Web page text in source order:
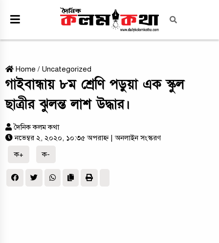
Home / Uncategorized
গাইবান্ধায় ৮ম শ্রেণি পড়ুয়া এক স্কুল
ছাত্রীর ঝুলন্ত লাশ উদ্ধার।
দৈনিক কলম কথা
নভেম্বর ২, ২০২০, ১০:৩৫ অপরাহ্ন
| অনলাইন সংস্করণ
ক+
ক-